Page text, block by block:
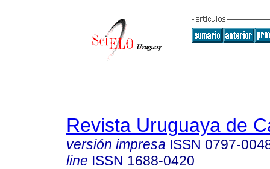
Revista Uruguaya de
versión impresa ISSN 0797-
line ISSN 1688-0420